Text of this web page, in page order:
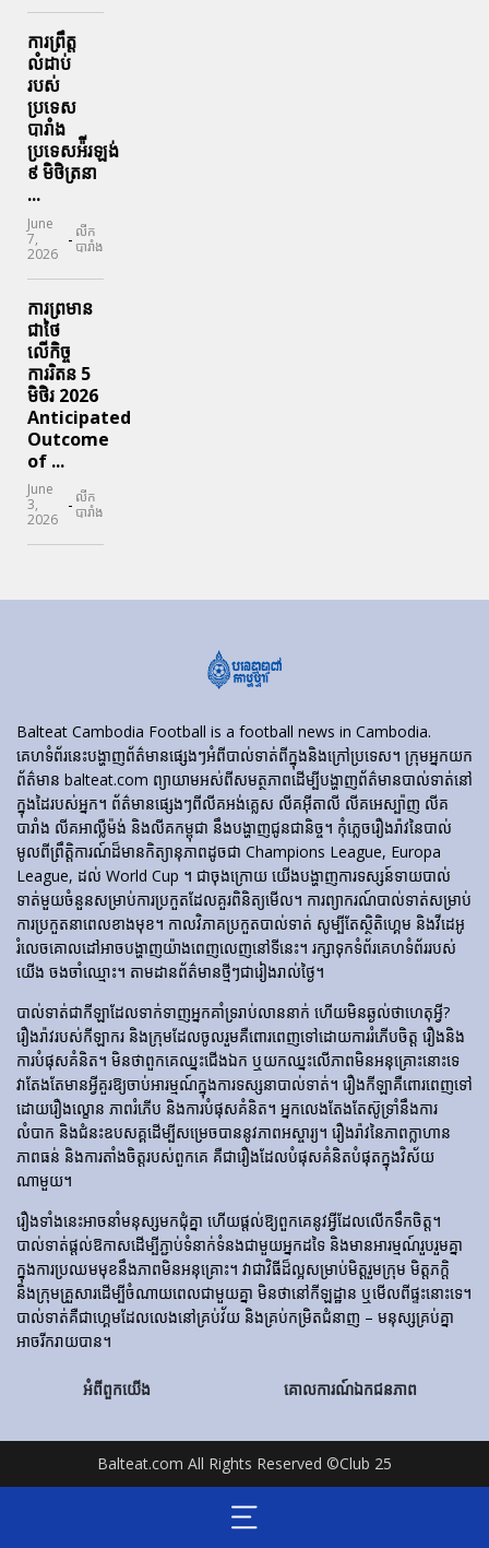
ការព្រឹត្ត
លំដាប់
របស់
ប្រទេស
បារាំង
ប្រទេសអ៉ីរឡង់
៩ មិថិត្រនា
...
June
7,
2026
- លីក
បារាំង
ការព្រមាន
ជាថៃ
លើកិច្ច
ការរិតន 5
មិថិរ 2026
Anticipated
Outcome
of ...
June
3,
2026
- លីក
បារាំង
Balteat Cambodia Football is a football news in Cambodia.
គេហទំព័រ​នេះ​បង្ហាញ​ព័ត៌មាន​ផ្សេងៗ​អំពី​បាល់ទាត់​ពី​ក្នុង​និង​ក្រៅ​ប្រទេស។ ក្រុមអ្នកយក
ព័ត៌មាន balteat.com ព្យាយាមអស់ពីសមត្ថភាពដើម្បីបង្ហាញព័ត៌មានបាល់ទាត់នៅ
ក្នុងដៃរបស់អ្នក។ ព័ត៌មានផ្សេងៗពីលីគអង់គ្លេស លីគអ៊ីតាលី លីគអេស្ប៉ាញ លីគ
បារាំង លីគអាល្លឺម៉ង់ និងលីគកម្ពុជា នឹងបង្ហាញជូនជានិច្ច។ កុំភ្លេចរឿងរ៉ាវនៃបាល់
មូលពីព្រឹត្តិការណ៍ដ៏មានកិត្យានុភាពដូចជា Champions League, Europa
League, ដល់ World Cup ។ ជាចុងក្រោយ យើងបង្ហាញការទស្សន៍ទាយបាល់
ទាត់មួយចំនួនសម្រាប់ការប្រកួតដែលគួរពិនិត្យមើល។ ការព្យាករណ៍បាល់ទាត់សម្រាប់
ការប្រកួតនាពេលខាងមុខ។ កាលវិភាគប្រកួតបាល់ទាត់ សូម្បីតែស្ថិតិហ្គេម និងវីដេអូ
រំលេចគោលដៅអាចបង្ហាញយ៉ាងពេញលេញនៅទីនេះ។ រក្សាទុកទំព័រគេហទំព័ររបស់
យើង ចងចាំឈ្មោះ។ តាមដានព័ត៌មានថ្មីៗជារៀងរាល់ថ្ងៃ។
បាល់ទាត់​ជា​កីឡា​ដែល​ទាក់​ទាញ​អ្នក​គាំទ្រ​រាប់​លាន​នាក់ ហើយ​មិន​ឆ្ងល់​ថា​ហេតុអ្វី?
រឿងរ៉ាវ​របស់​កីឡាករ និង​ក្រុម​ដែល​ចូលរួម​គឺ​ពោរពេញ​ទៅ​ដោយ​ការ​រំភើប​ចិត្ត រឿង​និង​
ការ​បំផុស​គំនិត។ មិនថាពួកគេឈ្នះជើងឯក ឬយកឈ្នះលើភាពមិនអនុគ្រោះនោះទេ
វាតែងតែមានអ្វីគួរឱ្យចាប់អារម្មណ៍ក្នុងការទស្សនាបាល់ទាត់។ រឿង​កីឡា​គឺ​ពោរពេញ​ទៅ​
ដោយ​រឿង​ល្ខោន ភាព​រំភើប និង​ការ​បំផុស​គំនិត។ អ្នកលេងតែងតែស៊ូទ្រាំនឹងការ
លំបាក និងជំនះឧបសគ្គដើម្បីសម្រេចបាននូវភាពអស្ចារ្យ។ រឿងរ៉ាវនៃភាពក្លាហាន
ភាពធន់ និងការតាំងចិត្តរបស់ពួកគេ គឺជារឿងដែលបំផុសគំនិតបំផុតក្នុងវិស័យ
ណាមួយ។
រឿងទាំងនេះអាចនាំមនុស្សមកជុំគ្នា ហើយផ្តល់ឱ្យពួកគេនូវអ្វីដែលលើកទឹកចិត្ត។
បាល់ទាត់ផ្តល់ឱកាសដើម្បីភ្ជាប់ទំនាក់ទំនងជាមួយអ្នកដទៃ និងមានអារម្មណ៍រួបរួមគ្នា
ក្នុងការប្រឈមមុខនឹងភាពមិនអនុគ្រោះ។ វាជាវិធីដ៏ល្អសម្រាប់មិត្តរួមក្រុម មិត្តភក្តិ
និងក្រុមគ្រួសារដើម្បីចំណាយពេលជាមួយគ្នា មិនថានៅកីឡដ្ឋាន ឬមើលពីផ្ទះនោះទេ។
បាល់ទាត់គឺជាហ្គេមដែលលេងនៅគ្រប់វ័យ និងគ្រប់កម្រិតជំនាញ – មនុស្សគ្រប់គ្នា
អាចរីករាយបាន។
អំពីពួកយើង គោលការណ៍ឯកជនភាព
Balteat.com All Rights Reserved ©Club 25